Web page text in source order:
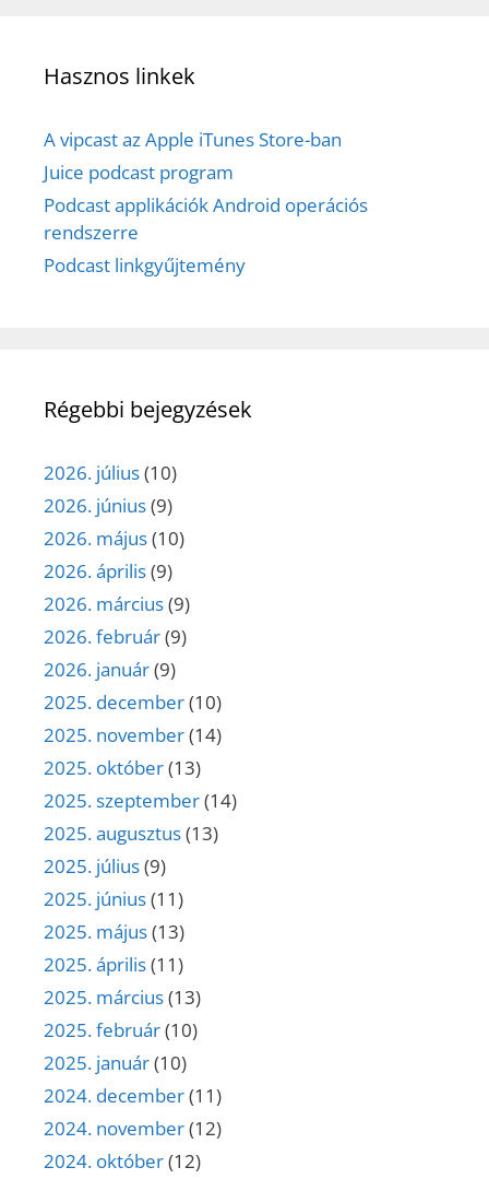
Hasznos linkek
A vipcast az Apple iTunes Store-ban
Juice podcast program
Podcast applikációk Android operációs
rendszerre
Podcast linkgyűjtemény
Régebbi bejegyzések
2026. július(10)
2026. június(9)
2026. május(10)
2026. április(9)
2026. március(9)
2026. február(9)
2026. január(9)
2025. december(10)
2025. november(14)
2025. október(13)
2025. szeptember(14)
2025. augusztus(13)
2025. július(9)
2025. június(11)
2025. május(13)
2025. április(11)
2025. március(13)
2025. február(10)
2025. január(10)
2024. december(11)
2024. november(12)
2024. október(12)